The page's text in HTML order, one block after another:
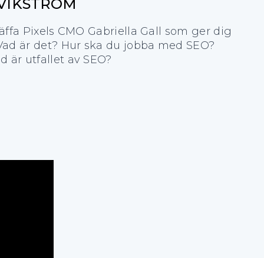
Pixels CMO Gabriella Gall som ger dig
är det? Hur ska du jobba med SEO?
är utfallet av SEO?